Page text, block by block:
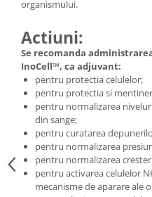
organismului.
Actiuni:
Se recomanda
InoCell™, ca adjuvant:
pentru protectia celulelor;
pentru protectia si
pentru normalizarea
din sange;
pentru curatarea
pentru normalizarea
pentru normalizarea
pentru activarea celulelor
mecanisme de aparare ale